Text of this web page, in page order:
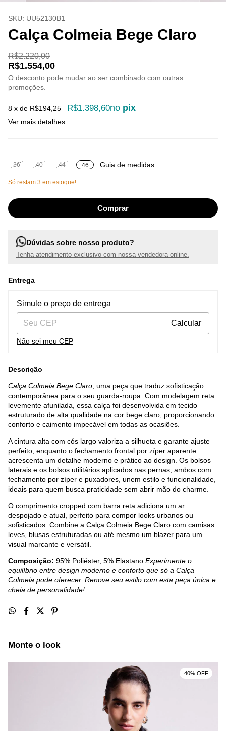
SKU: UU52130B1
Calça Colmeia Bege Claro
R$2.220,00
R$1.554,00
O desconto pode mudar ao ser combinado com outras
promoções.
8 x de R$194,25 R$1.398,60no pix
Ver mais detalhes
36 40 44 46 Guia de medidas
Só restam 3 em estoque!
Dúvidas sobre nosso produto?
Tenha atendimento exclusivo com nossa vendedora online.
Entrega
Entregas para o CEP:
Simule o preço de entrega
Calcular
Não sei meu CEP
Descrição
Calça Colmeia Bege Claro , uma peça que traduz sofisticação
contemporânea para o seu guarda-roupa. Com modelagem reta
levemente afunilada, essa calça foi desenvolvida em tecido
estruturado de alta qualidade na cor bege claro, proporcionando
conforto e caimento impecável em todas as ocasiões.
A cintura alta com cós largo valoriza a silhueta e garante ajuste
perfeito, enquanto o fechamento frontal por zíper aparente
acrescenta um detalhe moderno e prático ao design. Os bolsos
laterais e os bolsos utilitários aplicados nas pernas, ambos com
fechamento por zíper e puxadores, unem estilo e funcionalidade,
ideais para quem busca praticidade sem abrir mão do charme.
O comprimento cropped com barra reta adiciona um ar
despojado e atual, perfeito para compor looks urbanos ou
sofisticados. Combine a Calça Colmeia Bege Claro com camisas
leves, blusas estruturadas ou até mesmo um blazer para um
visual marcante e versátil.
Composição: 95% Poliéster, 5% Elastano Experimente o
equilíbrio entre design moderno e conforto que só a Calça
Colmeia pode oferecer. Renove seu estilo com esta peça única e
cheia de personalidade!
Monte o look
40% OFF